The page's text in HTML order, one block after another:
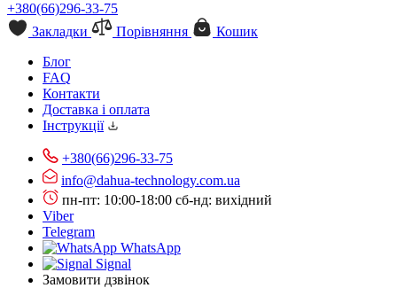
+380(66)296-33-75
Закладки
Порівняння
Кошик
Блог
FAQ
Контакти
Доставка і оплата
Інструкції
+380(66)296-33-75
info@dahua-technology.com.ua
пн-пт: 10:00-18:00 сб-нд: вихідний
Viber
Telegram
WhatsApp
Signal
Замовити дзвінок